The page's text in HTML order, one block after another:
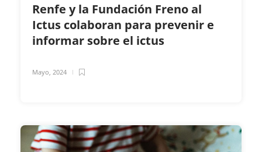
Renfe y la Fundación Freno al
Ictus colaboran para prevenir e
informar sobre el ictus
Mayo, 2024